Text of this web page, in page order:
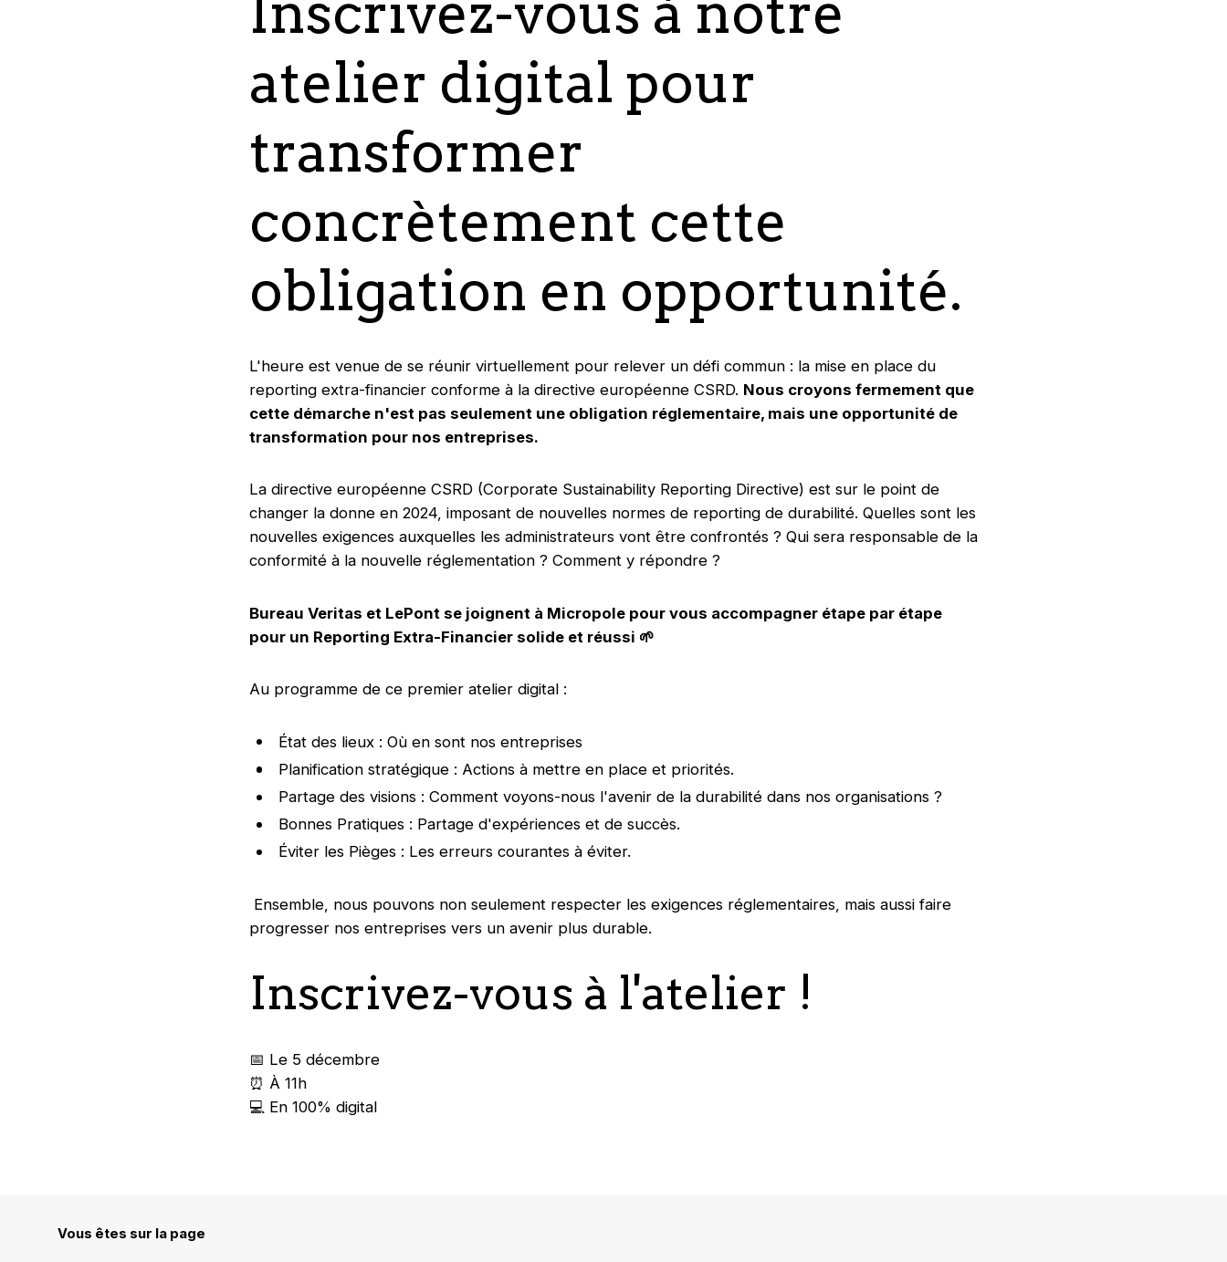
atelier digital pour
transformer
concrètement cette
obligation en opportunité.
L'heure est venue de se réunir virtuellement pour relever un défi commun : la mise en place du
reporting extra-financier conforme à la directive européenne CSRD. Nous croyons fermement que
cette démarche n'est pas seulement une obligation réglementaire, mais une opportunité de
transformation pour nos entreprises.
La directive européenne CSRD (Corporate Sustainability Reporting Directive) est sur le point de
changer la donne en 2024, imposant de nouvelles normes de reporting de durabilité. Quelles sont les
nouvelles exigences auxquelles les administrateurs vont être confrontés ? Qui sera responsable de la
conformité à la nouvelle réglementation ? Comment y répondre ?
Bureau Veritas et LePont se joignent à Micropole pour vous accompagner étape par étape
pour un Reporting Extra-Financier solide et réussi 🌱
Au programme de ce premier atelier digital :
État des lieux : Où en sont nos entreprises
Planification stratégique : Actions à mettre en place et priorités.
Partage des visions : Comment voyons-nous l'avenir de la durabilité dans nos organisations ?
Bonnes Pratiques : Partage d'expériences et de succès.
Éviter les Pièges : Les erreurs courantes à éviter.
Ensemble, nous pouvons non seulement respecter les exigences réglementaires, mais aussi faire
progresser nos entreprises vers un avenir plus durable.
Inscrivez-vous à l'atelier !
📅 Le 5 décembre
⏰ À 11h
💻 En 100% digital
Vous êtes sur la page